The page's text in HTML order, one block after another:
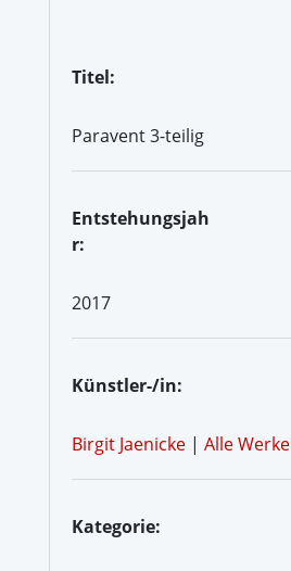
Titel:
Paravent 3-teilig
Entstehungsjah
r:
2017
Künstler-/in:
Birgit Jaenicke | Alle Werke
Kategorie: